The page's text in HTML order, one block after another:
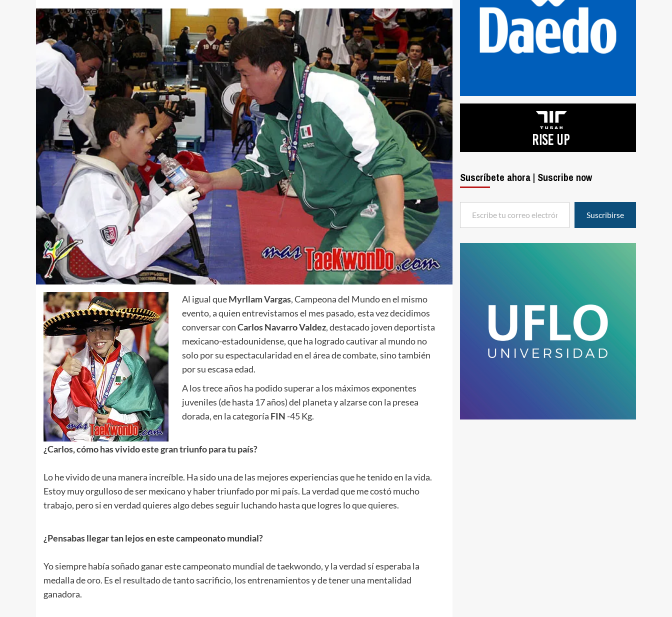
Al igual queMyrllam Vargas, Campeona del Mundo en el mismo
evento, a quien entrevistamos el mes pasado, esta vez decidimos
conversar conCarlos Navarro Valdez, destacado joven deportista
mexicano-estadounidense, que ha logrado cautivar al mundo no
solo por su espectacularidad en el área de combate, sino también
por su escasa edad.
A los trece años ha podido superar a los máximos exponentes
juveniles (de hasta 17 años) del planeta y alzarse con la presea
dorada, en la categoría FIN -45 Kg.
¿Carlos, cómo has vivido este gran triunfo para tu país?
Lo he vivido de una manera increíble. Ha sido una de las mejores experiencias que he tenido en la vida.
Estoy muy orgulloso de ser mexicano y haber triunfado por mi país. La verdad que me costó mucho
trabajo, pero si en verdad quieres algo debes seguir luchando hasta que logres lo que quieres.
¿Pensabas llegar tan lejos en este campeonato mundial?
Yo siempre había soñado ganar este campeonato mundial de taekwondo, y la verdad sí esperaba la
medalla de oro. Es el resultado de tanto sacrificio, los entrenamientos y de tener una mentalidad
ganadora.
Suscríbete ahora | Suscribe now
Escribe tu correo electrónico…
Suscribirse